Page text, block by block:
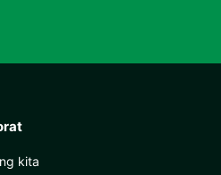
kita